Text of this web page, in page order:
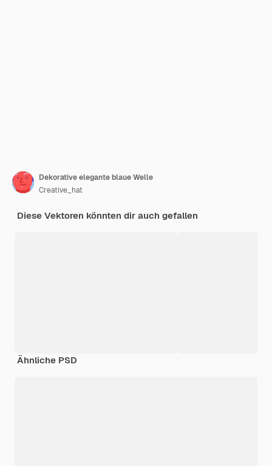
Dekorative elegante blaue Welle
Creative_hat
Diese Vektoren könnten dir auch gefallen
Ähnliche PSD